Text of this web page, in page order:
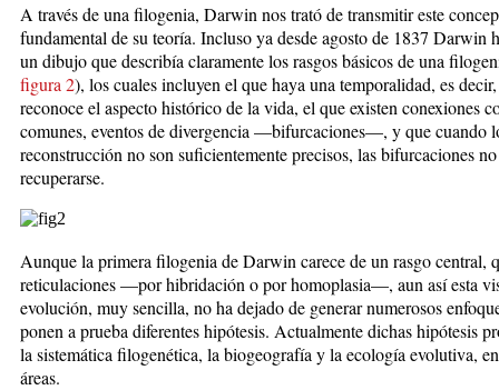
A través de una filogenia, Darwin nos ­tra­tó de transmitir este
fundamental de su teoría. Incluso ya desde agosto de 1837 Darwin
un ­di­bu­jo que describía claramente los rasgos básicos de una
figura 2), los cuales incluyen el que haya una tem­­­­po­ra­lidad, es
reconoce el aspecto histórico de la vida, el que existen conexiones
comunes, eventos de divergencia —bifurcaciones—, y que cuan­do
reconstrucción no son suficientemente preci­sos, las bi­fur­caciones
recuperarse.
Aunque la primera filogenia de Darwin carece de un ras­go central,
reticulaciones —por hibridación o por homoplasia—, aun así esta
evolución, muy sencilla, no ha dejado de generar numerosos
ponen a prueba diferentes hipótesis. Actualmente dichas hipótesis
la sistemática filogenética, la biogeografía y la ecología evolutiva,
áreas.